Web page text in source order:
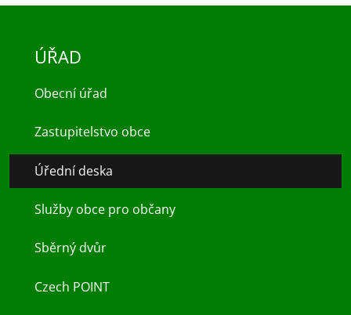
ÚŘAD
Obecní úřad
Zastupitelstvo obce
Úřední deska
Služby obce pro občany
Sběrný dvůr
Czech POINT